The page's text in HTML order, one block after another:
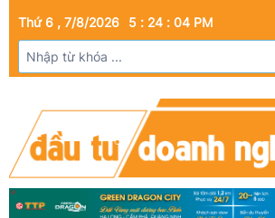
Thứ 6 , 7/8/2026 5 : 24 : 04 PM